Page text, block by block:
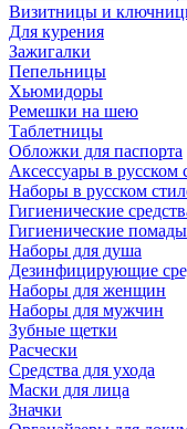
Визитницы и
Для курения
Зажигалки
Пепельницы
Хьюмидоры
Ремешки на шею
Таблетницы
Обложки для паспорта
Аксессуары в русском
Наборы в русском
Гигиенические
Гигиенические помады
Наборы для душа
Дезинфицирующие
Наборы для женщин
Наборы для мужчин
Зубные щетки
Расчески
Средства для ухода
Маски для лица
Значки